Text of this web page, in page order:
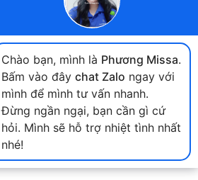
BẢN ĐỒ
đến 10X Nam
Chào bạn, mình là Phương Missa.
Bấm vào đây chat Zalo ngay với
mình để mình tư vấn nhanh.
Đừng ngần ngại, bạn cần gì cứ
hỏi. Mình sẽ hỗ trợ nhiệt tình nhất
nhé!